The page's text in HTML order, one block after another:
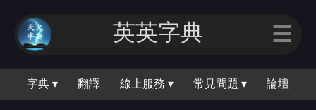
英英字典 ☰
字典 ▾ 翻譯 線上服務 ▾ 常見問題 ▾ 論壇